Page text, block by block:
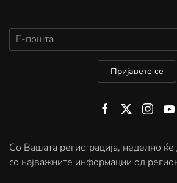
Пријавете се
Со Вашата регистрација, неделно
со најважните информации од